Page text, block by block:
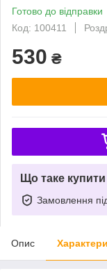
Готово до відправки
Код: 100411
530 ₴
Що таке
Замовлення
Опис